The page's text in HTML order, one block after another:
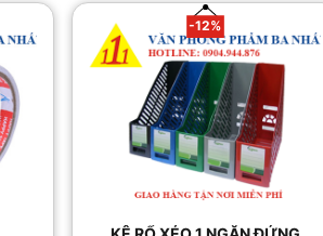
-12%